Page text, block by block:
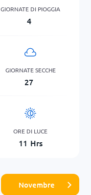
GIORNATE DI PIOGGIA
4
GIORNATE SECCHE
27
ORE DI LUCE
11 Hrs
Novembre